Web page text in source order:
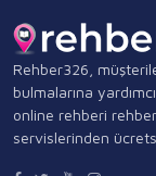
Rehber326,
bulmalarına
online rehberi
servislerinden